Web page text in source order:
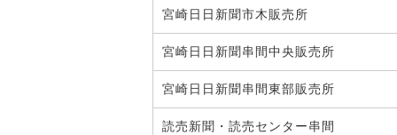
宮崎日日新聞市木販売所
宮崎日日新聞串間中央販売所
宮崎日日新聞串間東部販売所
読売新聞・読売センター串間